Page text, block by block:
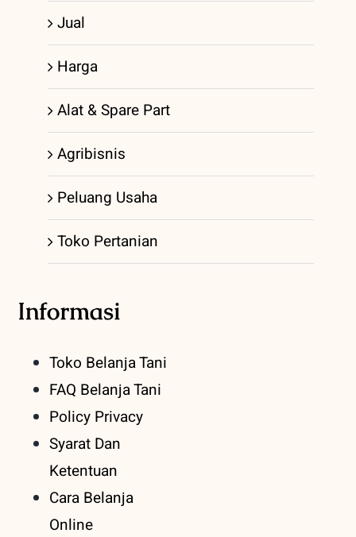
Jual
Harga
Alat & Spare Part
Agribisnis
Peluang Usaha
Toko Pertanian
Informasi
Toko Belanja Tani
FAQ Belanja Tani
Policy Privacy
Syarat Dan
Ketentuan
Cara Belanja
Online